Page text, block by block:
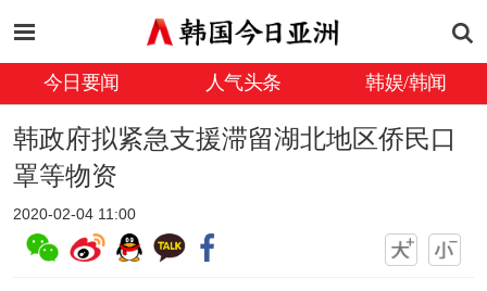
今日要闻 人气头条 韩娱/韩闻
韩政府拟紧急支援滞留湖北地区侨民口
罩等物资
2020-02-04 11:00